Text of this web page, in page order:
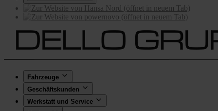
Fahrzeuge
Geschäftskunden
Werkstatt und Service